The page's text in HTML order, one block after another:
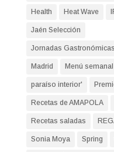
Health Heat Wave
Jaén Selección
Jornadas
Madrid Menú semanal
paraíso interior'
Recetas de AMAPOLA
Recetas saladas
Sonia Moya Spring